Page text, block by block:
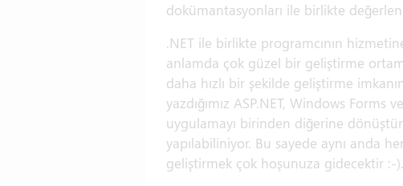
dokümantasyonları ile birlikte
.NET ile birlikte programcının
anlamda çok güzel bir geliştirme
daha hızlı bir şekilde geliştirme
yazdığımız ASP.NET, Windows
uygulamayı birinden diğerine
yapılabiliniyor. Bu sayede aynı anda
geliştirmek çok hoşunuza gidecektir :-